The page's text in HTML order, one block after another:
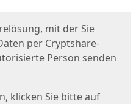
mit der Sie
per Cryptshare-
Person senden
klicken Sie bitte auf